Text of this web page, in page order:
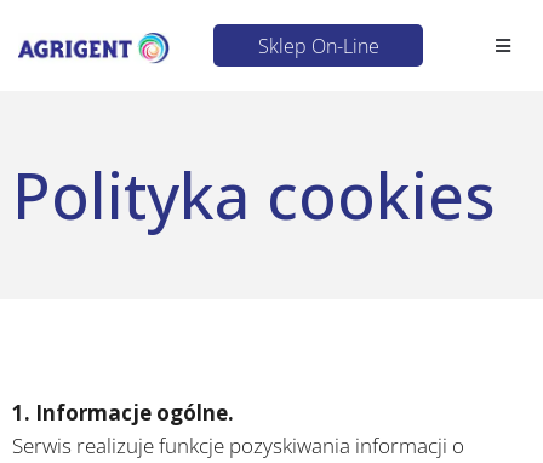
Sklep On-Line
Polityka cookies
1. Informacje ogólne.
Serwis realizuje funkcje pozyskiwania informacji o